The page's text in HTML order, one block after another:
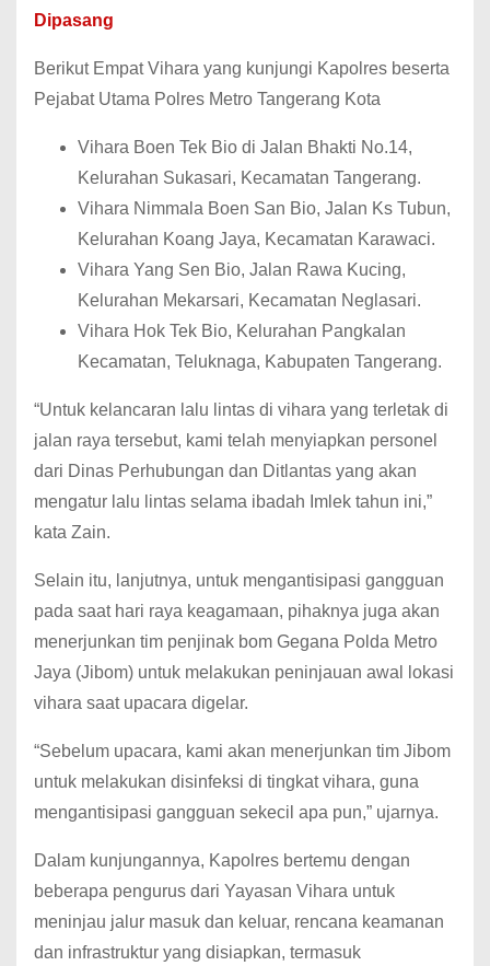
Dipasang
Berikut Empat Vihara yang kunjungi Kapolres beserta
Pejabat Utama Polres Metro Tangerang Kota
Vihara Boen Tek Bio di Jalan Bhakti No.14,
Kelurahan Sukasari, Kecamatan Tangerang.
Vihara Nimmala Boen San Bio, Jalan Ks Tubun,
Kelurahan Koang Jaya, Kecamatan Karawaci.
Vihara Yang Sen Bio, Jalan Rawa Kucing,
Kelurahan Mekarsari, Kecamatan Neglasari.
Vihara Hok Tek Bio, Kelurahan Pangkalan
Kecamatan, Teluknaga, Kabupaten Tangerang.
“Untuk kelancaran lalu lintas di vihara yang terletak di
jalan raya tersebut, kami telah menyiapkan personel
dari Dinas Perhubungan dan Ditlantas yang akan
mengatur lalu lintas selama ibadah Imlek tahun ini,”
kata Zain.
Selain itu, lanjutnya, untuk mengantisipasi gangguan
pada saat hari raya keagamaan, pihaknya juga akan
menerjunkan tim penjinak bom Gegana Polda Metro
Jaya (Jibom) untuk melakukan peninjauan awal lokasi
vihara saat upacara digelar.
“Sebelum upacara, kami akan menerjunkan tim Jibom
untuk melakukan disinfeksi di tingkat vihara, guna
mengantisipasi gangguan sekecil apa pun,” ujarnya.
Dalam kunjungannya, Kapolres bertemu dengan
beberapa pengurus dari Yayasan Vihara untuk
meninjau jalur masuk dan keluar, rencana keamanan
dan infrastruktur yang disiapkan, termasuk